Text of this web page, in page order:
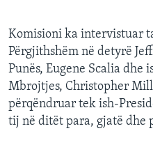
Komisioni ka intervistuar
Përgjithshëm në detyrë
Punës, Eugene Scalia dhe
Mbrojtjes, Christopher
përqëndruar tek ish-
tij në ditët para, gjatë dhe